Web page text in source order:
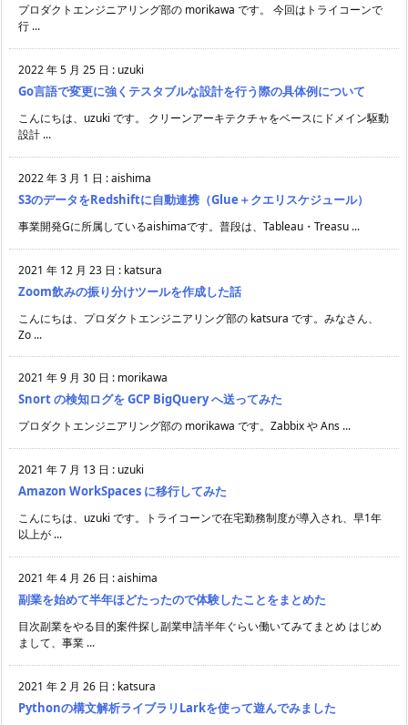
プロダクトエンジニアリング部の morikawa です。 今回はトライコーンで
行 ...
2022 年 5 月 25 日 : uzuki
Go言語で変更に強くテスタブルな設計を行う際の具体例について
こんにちは、uzuki です。 クリーンアーキテクチャをベースにドメイン駆動
設計 ...
2022 年 3 月 1 日 :aishima
S3のデータをRedshiftに自動連携（Glue＋クエリスケジュール）
事業開発Gに所属しているaishimaです。普段は、Tableau・Treasu ...
2021 年 12 月 23 日 : katsura
Zoom飲みの振り分けツールを作成した話
こんにちは、プロダクトエンジニアリング部の katsura です。みなさん、
Zo ...
2021 年 9 月 30 日 : morikawa
Snort の検知ログを GCP BigQuery へ送ってみた
プロダクトエンジニアリング部の morikawa です。Zabbix や Ans ...
2021 年 7 月 13 日 : uzuki
Amazon WorkSpaces に移行してみた
こんにちは、uzuki です。トライコーンで在宅勤務制度が導入され、早1年
以上が ...
2021 年 4 月 26 日 :aishima
副業を始めて半年ほどたったので体験したことをまとめた
目次副業をやる目的案件探し副業申請半年ぐらい働いてみてまとめ はじめ
まして、事業 ...
2021 年 2 月 26 日 : katsura
Pythonの構文解析ライブラリLarkを使って遊んでみました